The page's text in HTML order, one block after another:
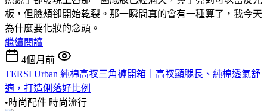
板，但臉頰卻開始乾裂。那一瞬間真的會有一種算了，我今天
為什麼要化妝的念頭。
繼續閱讀
4個月前
TERSI Urban 純棉高衩三角褲開箱｜高衩顯腿長、純棉透氣舒
適，打造俐落好比例
•時尚配件 時尚流行